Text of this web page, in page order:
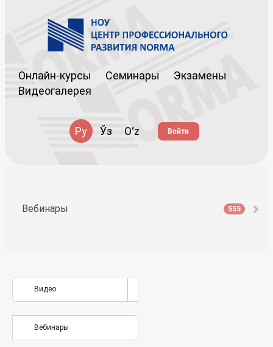
Онлайн-курсы Семинары
Экзамены
Видеогалерея
Ру Ўз Oʻz Войти
Вебинары 555
Видео
Вебинары